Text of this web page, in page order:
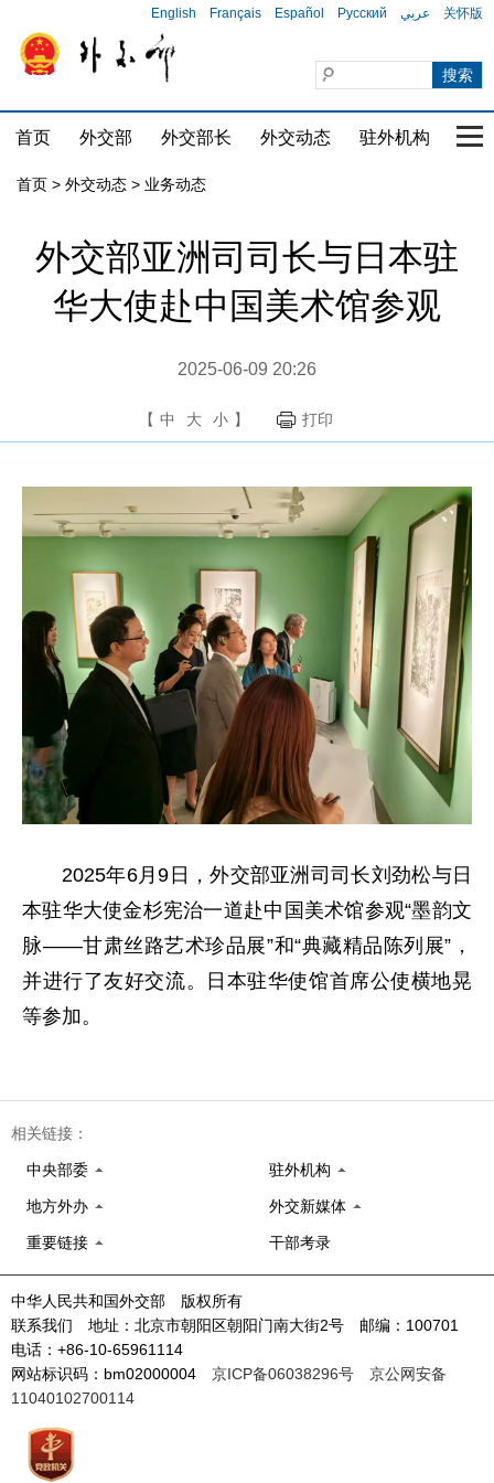
English Français Español Русский عربي 关怀版
首页 外交部 外交部长 外交动态 驻外机构 国
首页 > 外交动态 > 业务动态
外交部亚洲司司长与日本驻
华大使赴中国美术馆参观
2025-06-09 20:26
【 中 大 小 】 打印
2025年6月9日，外交部亚洲司司长刘劲松与日
本驻华大使金杉宪治一道赴中国美术馆参观“墨韵文
脉——甘肃丝路艺术珍品展”和“典藏精品陈列展”，
并进行了友好交流。日本驻华使馆首席公使横地晃
等参加。
相关链接：
中央部委 驻外机构
地方外办 外交新媒体
重要链接 干部考录
中华人民共和国外交部 版权所有
联系我们 地址：北京市朝阳区朝阳门南大街2号 邮编：100701
电话：+86-10-65961114
网站标识码：bm02000004 京ICP备06038296号
京公网安备
11040102700114